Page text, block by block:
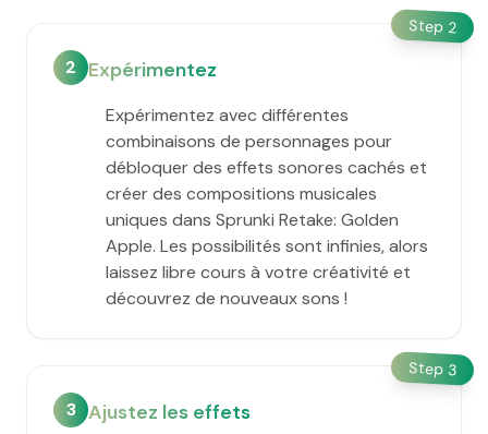
Step 2
2 Expérimentez
Expérimentez avec différentes
combinaisons de personnages pour
débloquer des effets sonores cachés et
créer des compositions musicales
uniques dans Sprunki Retake: Golden
Apple. Les possibilités sont infinies, alors
laissez libre cours à votre créativité et
découvrez de nouveaux sons !
Step 3
3 Ajustez les effets